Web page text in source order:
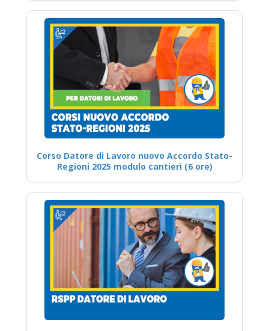
Corso Datore di Lavoro nuovo Accordo Stato-
Regioni 2025 modulo cantieri (6 ore)